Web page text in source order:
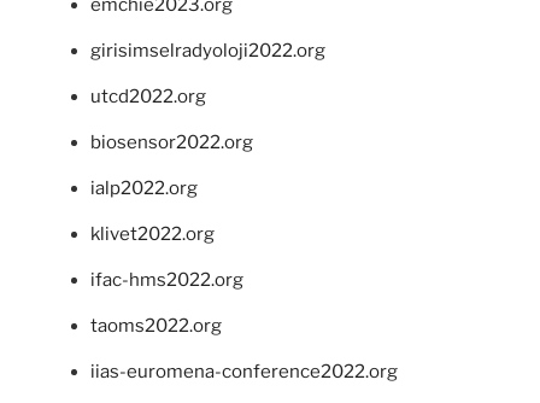
emchie2023.org
girisimselradyoloji2022.org
utcd2022.org
biosensor2022.org
ialp2022.org
klivet2022.org
ifac-hms2022.org
taoms2022.org
iias-euromena-conference2022.org